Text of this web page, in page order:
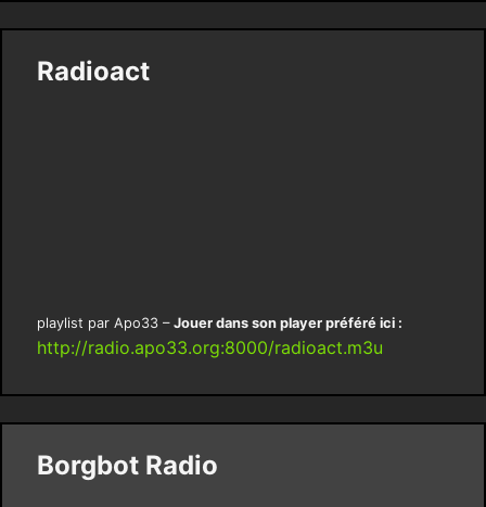
Radioact
playlist par Apo33 – Jouer dans son player préféré ici :
http://radio.apo33.org:8000/radioact.m3u
Borgbot Radio